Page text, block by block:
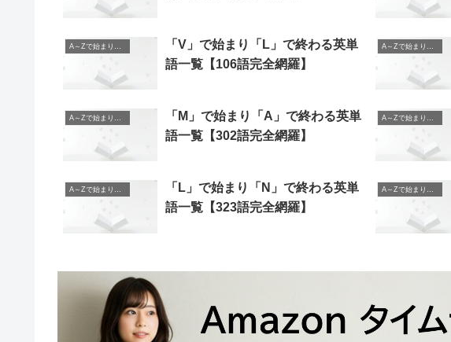
「V」で始まり「L」で終わる英単
語一覧【106語完全網羅】
A～Zで始まり、A～Zで終わる英単語
「M」で始まり「A」で終わる英単
語一覧【302語完全網羅】
A～Zで始まり、A～Zで終わる英単語
A～Zで始まり、A～Zで終わる英単語
「L」で始まり「N」で終わる英単
語一覧【323語完全網羅】
A～Zで始まり、A～Zで終わる英単語